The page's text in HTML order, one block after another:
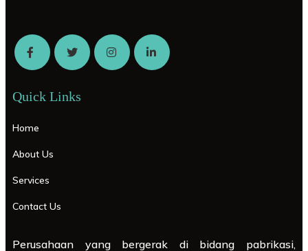
Quick Links
Home
About Us
Services
Contact Us
Perusahaan yang bergerak di bidang pabrikasi,